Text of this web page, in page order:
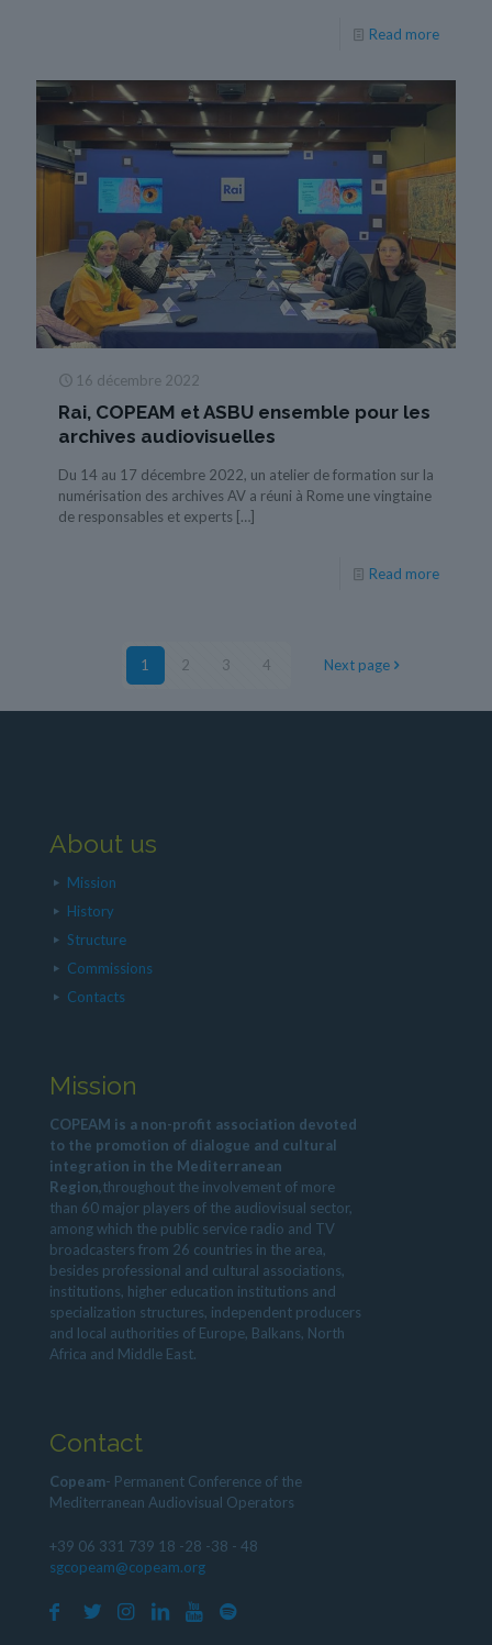
Read more
16 décembre 2022
Rai, COPEAM et ASBU ensemble pour les
archives audiovisuelles
Du 14 au 17 décembre 2022, un atelier de formation sur la
numérisation des archives AV a réuni à Rome une vingtaine
de responsables et experts […]
Read more
1 2 3 4 Next page
About us
Mission
History
Structure
Commissions
Contacts
Mission
COPEAM is a non-profit association devoted
to the promotion of dialogue and cultural
integration in the Mediterranean
Region,throughout the involvement of more
than 60 major players of the audiovisual sector,
among which the public service radio and TV
broadcasters from 26 countries in the area,
besides professional and cultural associations,
institutions, higher education institutions and
specialization structures, independent producers
and local authorities of Europe, Balkans, North
Africa and Middle East.
Contact
Copeam- Permanent Conference of the
Mediterranean Audiovisual Operators
+39 06 331 739 18 -28 -38 - 48
sgcopeam@copeam.org